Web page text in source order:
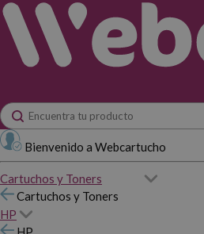
Bienvenido a Webcartucho
Cartuchos y Toners
Cartuchos y Toners
HP